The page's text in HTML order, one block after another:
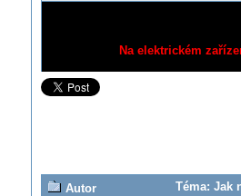
Na elektrickém
Autor
Téma: Jak